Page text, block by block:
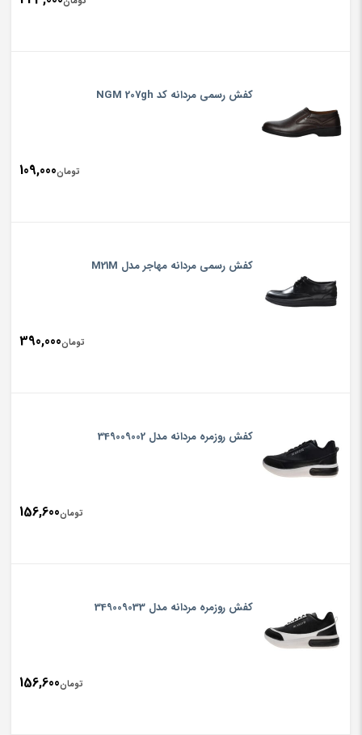
کفش رسمی مردانه کد NGM 207gh
تومان109,000
کفش رسمی مردانه مهاجر مدل M21M
تومان390,000
کفش روزمره مردانه مدل 349009002
تومان156,600
کفش روزمره مردانه مدل 349009033
تومان156,600